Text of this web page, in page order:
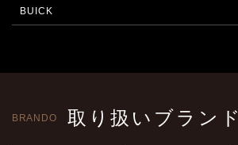
BUICK
BRANDO 取り扱いブランド